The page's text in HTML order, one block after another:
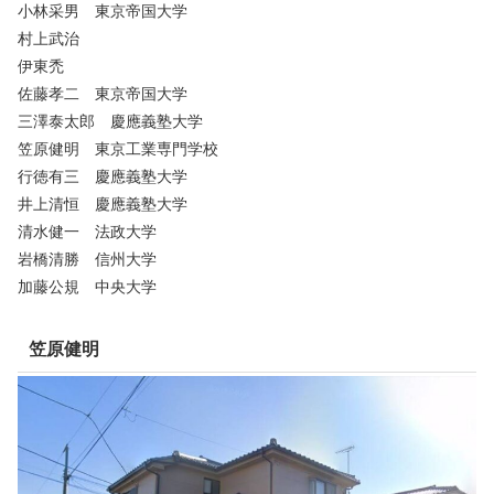
小林采男 東京帝国大学
村上武治
伊東禿
佐藤孝二 東京帝国大学
三澤泰太郎 慶應義塾大学
笠原健明 東京工業専門学校
行徳有三 慶應義塾大学
井上清恒 慶應義塾大学
清水健一 法政大学
岩橋清勝 信州大学
加藤公規 中央大学
笠原健明